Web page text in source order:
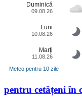
Duminică
09.08.26
Luni
10.08.26
Marţi
11.08.26
Meteo pentru 10 zile
pentru cetățeni în